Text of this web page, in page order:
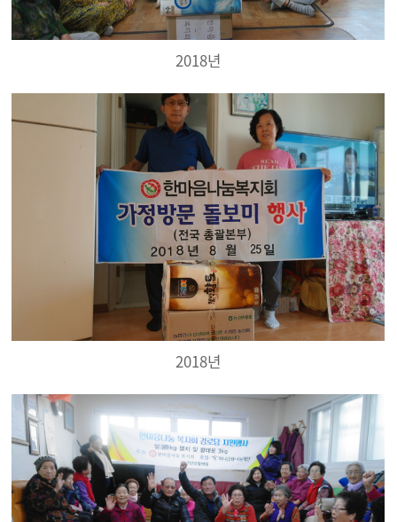
2018년
2018년